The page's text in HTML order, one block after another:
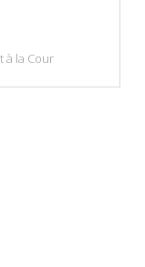
à la Cour